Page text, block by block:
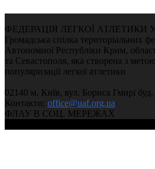
ФЕДЕРАЦІЯ ЛЕГКОЇ АТЛЕТИКИ
Громадська спілка територіальних
Автономної Республіки Крим,
та Севастополя, яка створена з
популяризації легкої атлетики
02140 м. Київ, вул. Бориса Гмирі
Контакти: office@uaf.org.ua
ФЛАУ В СОЦ. МЕРЕЖАХ